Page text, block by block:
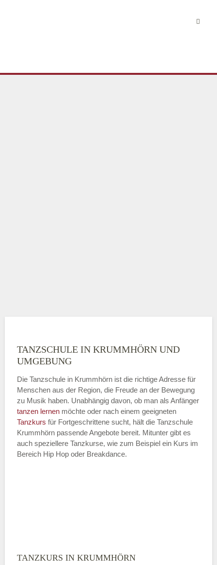
TANZSCHULE IN KRUMMHÖRN UND
UMGEBUNG
Die Tanzschule in Krummhörn ist die richtige Adresse für
Menschen aus der Region, die Freude an der Bewegung
zu Musik haben. Unabhängig davon, ob man als Anfänger
tanzen lernen möchte oder nach einem geeigneten
Tanzkurs für Fortgeschrittene sucht, hält die Tanzschule
Krummhörn passende Angebote bereit. Mitunter gibt es
auch speziellere Tanzkurse, wie zum Beispiel ein Kurs im
Bereich Hip Hop oder Breakdance.
TANZKURS IN KRUMMHÖRN